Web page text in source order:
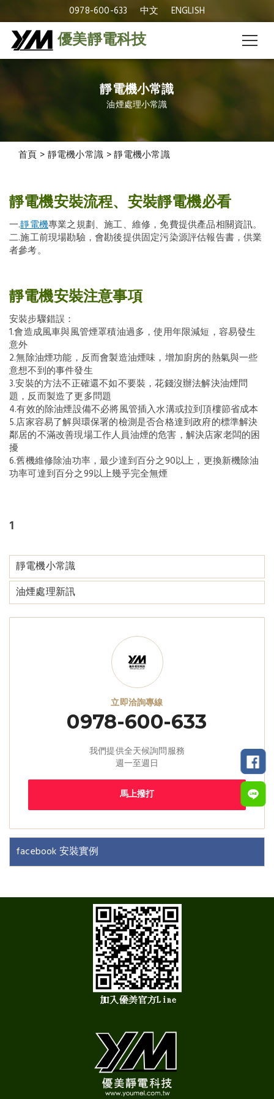
0978-600-633 中文 ENGLISH
優美靜電科技
靜電機小常識
油煙處理小常識
首頁 > 靜電機小常識 >靜電機小常識
靜電機安裝流程、安裝靜電機必看
一.靜電機專業之規劃、施工、維修，免費提供產品相關資訊。
二.施工前現場勘驗，會勘後提供固定污染源評估報告書，供業
者參考。
靜電機安裝注意事項
安裝步驟錯誤：
1.會造成風車與風管煙罩積油過多，使用年限減短，容易發生
意外
2.無除油煙功能，反而會製造油煙味，增加廚房的熱氣與一些
意想不到的事件發生
3.安裝的方法不正確還不如不要裝，花錢沒辦法解決油煙問
題，反而製造了更多問題
4.有效的除油煙設備不必將風管插入水溝或拉到頂樓節省成本
5.店家容易了解與環保署的檢測是否合格達到政府的標準解決
鄰居的不滿改善現場工作人員油煙的危害，解決店家老闆的困
擾
6.舊機維修除油功率，最少達到百分之90以上，更換新機除油
功率可達到百分之99以上幾乎完全無煙
1
靜電機小常識
油煙處理新訊
立即洽詢專線
0978-600-633
我們提供全天候詢問服務
週一至週日
馬上撥打
facebook 安裝實例